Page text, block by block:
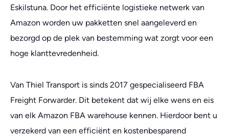
Eskilstuna. Door het efficiënte logistieke netwerk van
Amazon worden uw pakketten snel aangeleverd en
bezorgd op de plek van bestemming wat zorgt voor een
hoge klanttevredenheid.
Van Thiel Transport is sinds 2017 gespecialiseerd FBA
Freight Forwarder. Dit betekent dat wij elke wens en eis
van elk Amazon FBA warehouse kennen. Hierdoor bent u
verzekerd van een efficiënt en kostenbesparend